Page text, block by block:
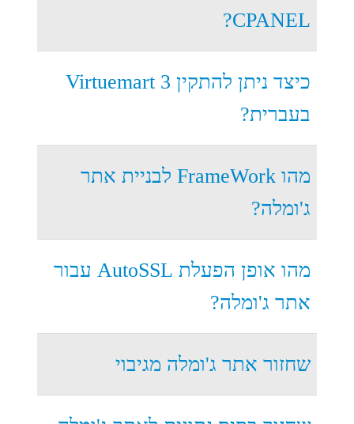
CPANEL?
כיצד ניתן להתקין Virtuemart 3
בעברית?
מהו FrameWork לבניית אתר
ג'ומלה?
מהו אופן הפעלת AutoSSL עבור
אתר ג'ומלה?
שחזור אתר ג'ומלה מגיבוי